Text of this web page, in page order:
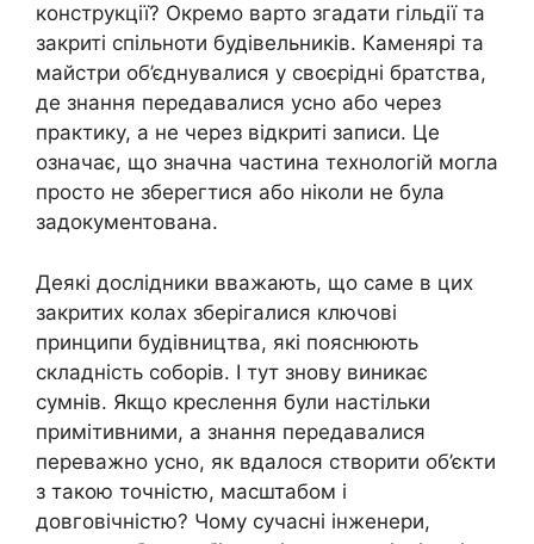
конструкції? Окремо варто згадати гільдії та
закриті спільноти будівельників. Каменярі та
майстри об’єднувалися у своєрідні братства,
де знання передавалися усно або через
практику, а не через відкриті записи. Це
означає, що значна частина технологій могла
просто не зберегтися або ніколи не була
задокументована.
Деякі дослідники вважають, що саме в цих
закритих колах зберігалися ключові
принципи будівництва, які пояснюють
складність соборів. І тут знову виникає
сумнів. Якщо креслення були настільки
примітивними, а знання передавалися
переважно усно, як вдалося створити об’єкти
з такою точністю, масштабом і
довговічністю? Чому сучасні інженери,